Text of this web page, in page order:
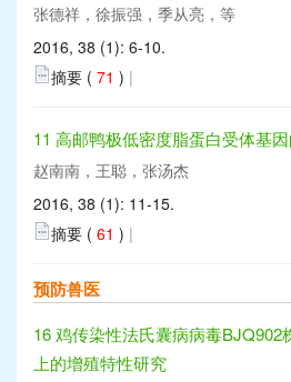
张德祥，徐振强，季从亮，等
2016, 38 (1): 6-10.
摘要 ( 71 ) |
11 高邮鸭极低密度脂蛋白受体基
赵南南，王聪，张汤杰
2016, 38 (1): 11-15.
摘要 ( 61 ) |
预防兽医
16 鸡传染性法氏囊病病毒BJQ902
上的增殖特性研究